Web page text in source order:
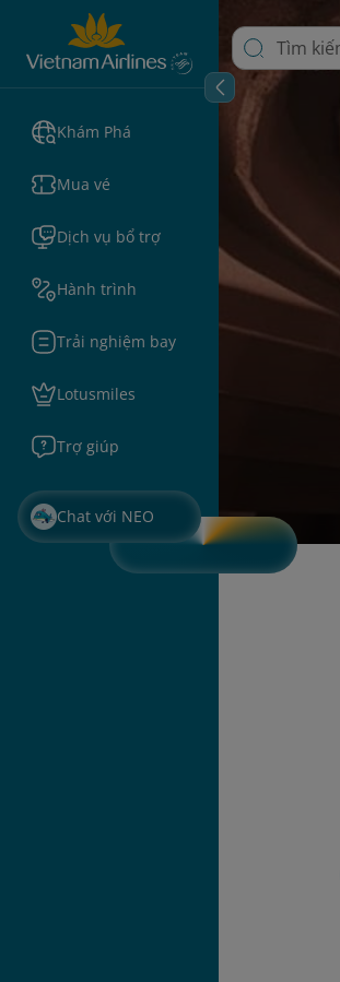
Khám Phá
Mua vé
Dịch vụ bổ trợ
Hành trình
Trải nghiệm bay
Lotusmiles
Trợ giúp
Chat với NEO